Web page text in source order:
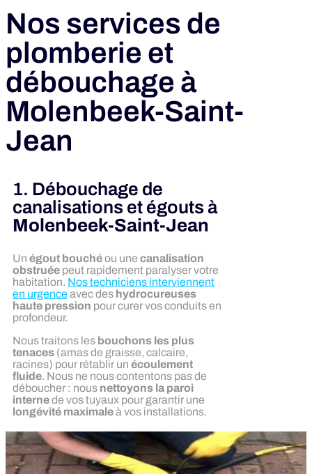
Nos services de
plomberie et
débouchage à
Molenbeek-Saint-
Jean
1. Débouchage de
canalisations et égouts à
Molenbeek-Saint-Jean
Un égout bouchéou une canalisation
obstruée peut rapidement paralyser votre
habitation. Nos techniciens interviennent
en urgenceavec des hydrocureuses
haute pression pour curer vos conduits en
profondeur.
Nous traitons les bouchons les plus
tenaces (amas de graisse, calcaire,
racines) pour rétablir un écoulement
fluide. Nous ne nous contentons pas de
déboucher : nous nettoyons la paroi
internede vos tuyaux pour garantir une
longévité maximaleà vos installations.